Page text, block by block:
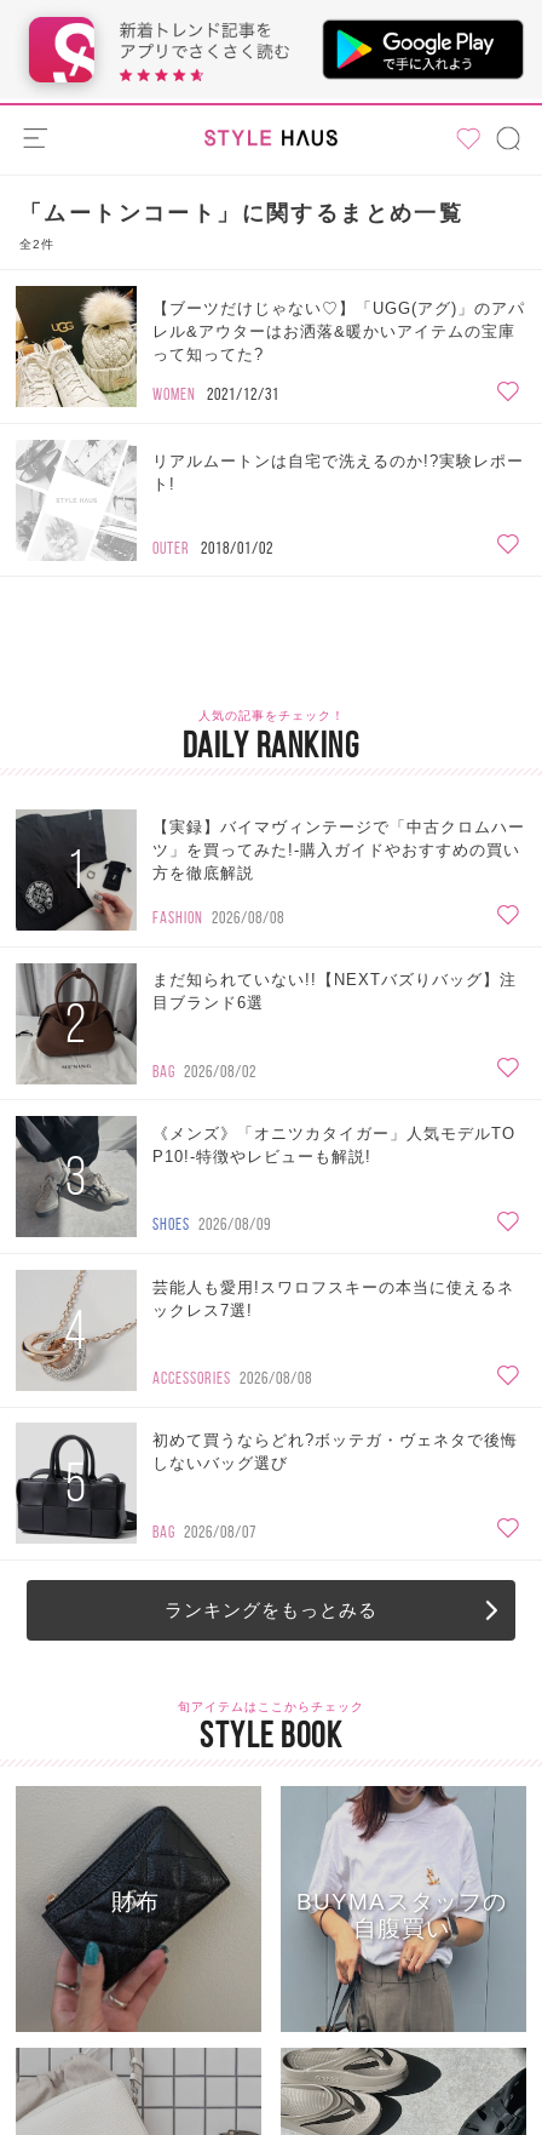
「ムートンコート」に関するまとめ一覧
全2件
【ブーツだけじゃない♡】「UGG(アグ)」のアパ
レル&アウターはお洒落&暖かいアイテムの宝庫
って知ってた?
WOMEN 2021/12/31
リアルムートンは自宅で洗えるのか!?実験レポー
ト!
OUTER 2018/01/02
人気の記事をチェック！
DAILY RANKING
1
【実録】バイマヴィンテージで「中古クロムハー
ツ」を買ってみた!-購入ガイドやおすすめの買い
方を徹底解説
FASHION 2026/08/08
2
まだ知られていない!!【NEXTバズりバッグ】注
目ブランド6選
BAG 2026/08/02
3
《メンズ》「オニツカタイガー」人気モデルTO
P10!-特徴やレビューも解説!
SHOES 2026/08/09
4
芸能人も愛用!スワロフスキーの本当に使えるネ
ックレス7選!
ACCESSORIES 2026/08/08
5
初めて買うならどれ?ボッテガ・ヴェネタで後悔
しないバッグ選び
BAG 2026/08/07
ランキングをもっとみる
旬アイテムはここからチェック
STYLE BOOK
財布
BUYMAスタッフの
自腹買い